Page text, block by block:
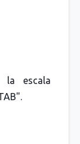
la escala